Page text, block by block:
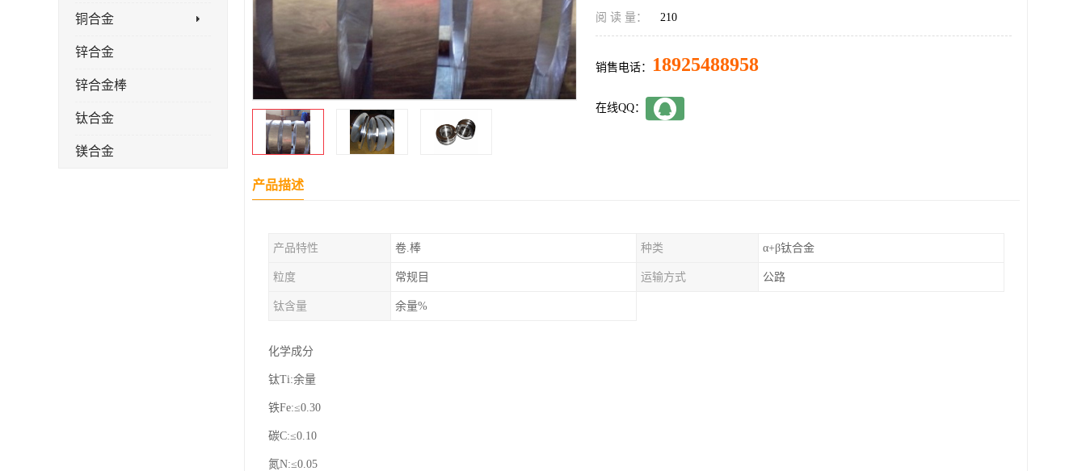
铜合金
锌合金
锌合金棒
钛合金
镁合金
阅 读 量： 210
销售电话： 18925488958
在线QQ：
产品描述
产品特性 卷.棒 种类 α+β钛合金
粒度 常规目 运输方式 公路
钛含量 余量%
化学成分
钛Ti:余量
铁Fe:≤0.30
碳C:≤0.10
氮N:≤0.05